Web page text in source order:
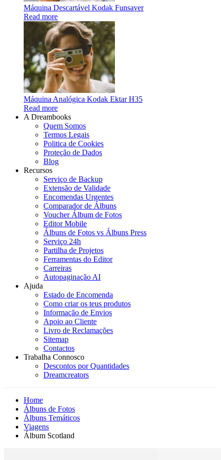
Máquina Descartável Kodak Funsaver
Read more
Máquina Analógica Kodak Ektar H35
Read more
A Dreambooks
Quem Somos
Termos Legais
Politica de Cookies
Proteção de Dados
Blog
Recursos
Serviço de Backup
Extensão de Validade
Encomendas Urgentes
Comparador de Álbuns
Voucher Álbum de Fotos
Editor Mobile
Álbuns de Fotos vs Álbuns Press
Serviço 24h
Partilha de Projetos
Ferramentas do Editor
Carreiras
Autopaginação AI
Ajuda
Estado de Encomenda
Como criar os teus produtos
Informação de Envios
Apoio ao Cliente
Livro de Reclamações
Sitemap
Contactos
Trabalha Connosco
Descontos por Quantidades
Dreamcreators
Home
Álbuns de Fotos
Álbuns Temáticos
Viagens
Álbum Scotland